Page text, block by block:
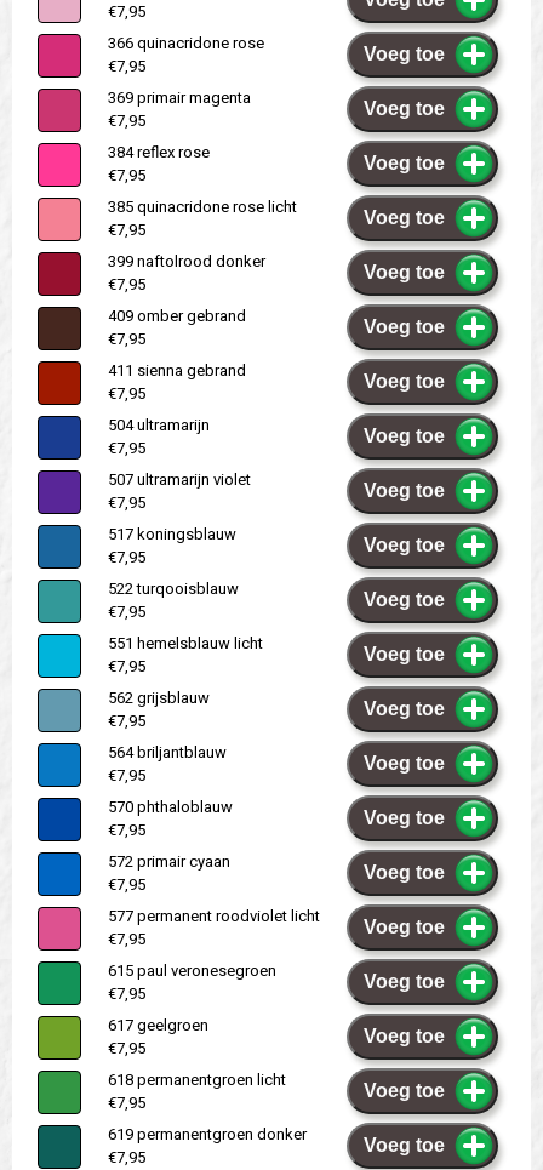
€7,95
366 quinacridone rose
€7,95
Voeg toe
369 primair magenta
€7,95
Voeg toe
384 reflex rose
€7,95
Voeg toe
385 quinacridone rose licht
€7,95
Voeg toe
399 naftolrood donker
€7,95
Voeg toe
409 omber gebrand
€7,95
Voeg toe
411 sienna gebrand
€7,95
Voeg toe
504 ultramarijn
€7,95
Voeg toe
507 ultramarijn violet
€7,95
Voeg toe
517 koningsblauw
€7,95
Voeg toe
522 turqooisblauw
€7,95
Voeg toe
551 hemelsblauw licht
€7,95
Voeg toe
562 grijsblauw
€7,95
Voeg toe
564 briljantblauw
€7,95
Voeg toe
570 phthaloblauw
€7,95
Voeg toe
572 primair cyaan
€7,95
Voeg toe
577 permanent roodviolet licht
€7,95
Voeg toe
615 paul veronesegroen
€7,95
Voeg toe
617 geelgroen
€7,95
Voeg toe
618 permanentgroen licht
€7,95
Voeg toe
619 permanentgroen donker
€7,95
Voeg toe